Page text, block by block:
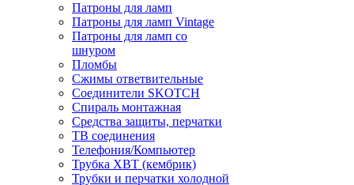
Патроны для ламп
Патроны для ламп Vintage
Патроны для ламп со
шнуром
Пломбы
Сжимы ответвительные
Соединители SKOTCH
Спираль монтажная
Средства защиты, перчатки
ТВ соединения
Телефония/Компьютер
Трубка ХВТ (кембрик)
Трубки и перчатки холодной